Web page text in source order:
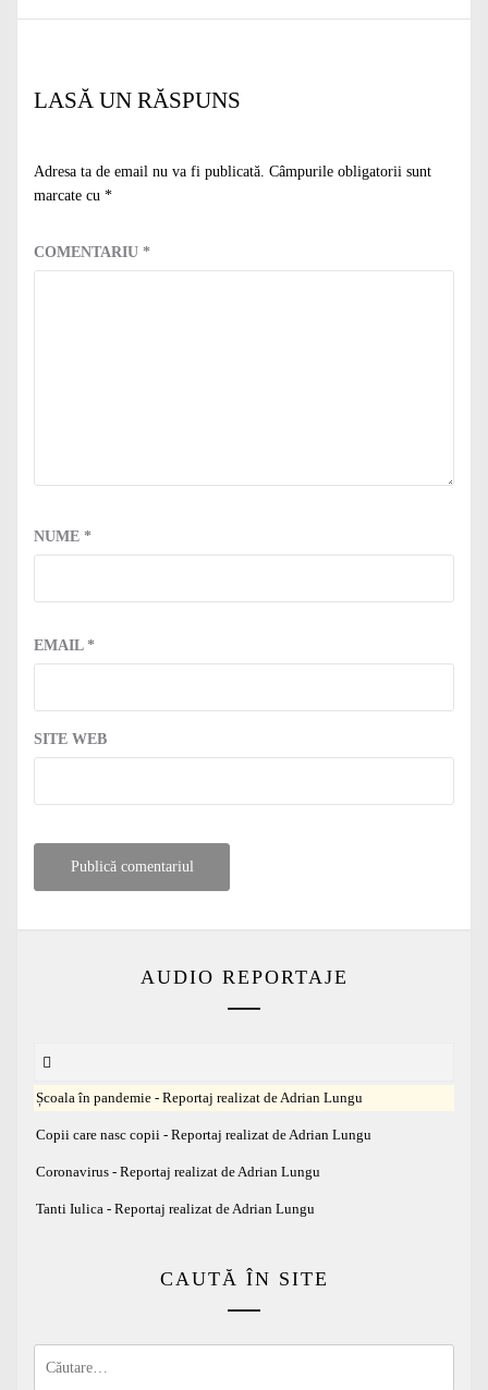
LASĂ UN RĂSPUNS
Adresa ta de email nu va fi publicată. Câmpurile obligatorii sunt
marcate cu *
COMENTARIU *
NUME *
EMAIL *
SITE WEB
AUDIO REPORTAJE
Școala în pandemie - Reportaj realizat de Adrian Lungu
Copii care nasc copii - Reportaj realizat de Adrian Lungu
Coronavirus - Reportaj realizat de Adrian Lungu
Tanti Iulica - Reportaj realizat de Adrian Lungu
CAUTĂ ÎN SITE